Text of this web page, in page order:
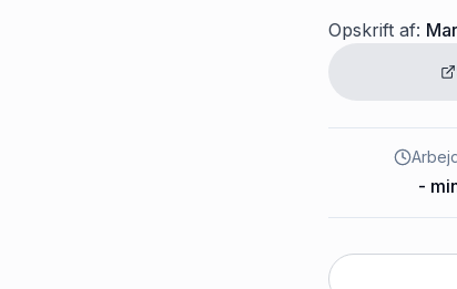
Opskrift af:
-